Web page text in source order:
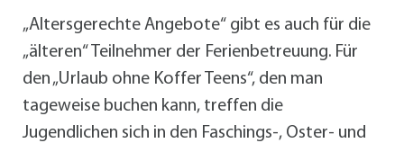
„Altersgerechte Angebote“ gibt es auch für die
„älteren“ Teilnehmer der Ferienbetreuung. Für
den „Urlaub ohne Koffer Teens“, den man
tageweise buchen kann, treffen die
Jugendlichen sich in den Faschings-, Oster- und